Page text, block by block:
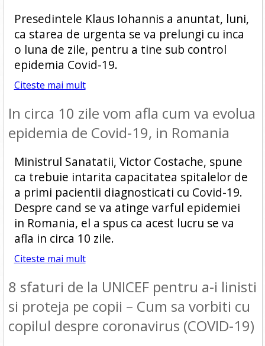
Presedintele Klaus Iohannis a anuntat, luni,
ca starea de urgenta se va prelungi cu inca
o luna de zile, pentru a tine sub control
epidemia Covid-19.
Citeste mai mult
In circa 10 zile vom afla cum va evolua
epidemia de Covid-19, in Romania
Ministrul Sanatatii, Victor Costache, spune
ca trebuie intarita capacitatea spitalelor de
a primi pacientii diagnosticati cu Covid-19.
Despre cand se va atinge varful epidemiei
in Romania, el a spus ca acest lucru se va
afla in circa 10 zile.
Citeste mai mult
8 sfaturi de la UNICEF pentru a-i linisti
si proteja pe copii – Cum sa vorbiti cu
copilul despre coronavirus (COVID-19)